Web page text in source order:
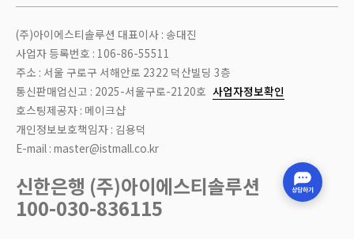
(주)아이에스티솔루션 대표이사 : 송대진
사업자 등록번호 : 106-86-55511
주소 : 서울 구로구 서해안로 2322 덕산빌딩 3층
통신판매업신고 : 2025-서울구로-2120호 사업자정보확인
호스팅제공자 : 메이크샵
개인정보보호책임자 : 김용덕
E-mail : master@istmall.co.kr
신한은행 (주)아이에스티솔루션
100-030-836115